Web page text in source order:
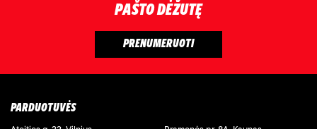
PAŠTO DĖŽUTĘ
PARDUOTUVĖS